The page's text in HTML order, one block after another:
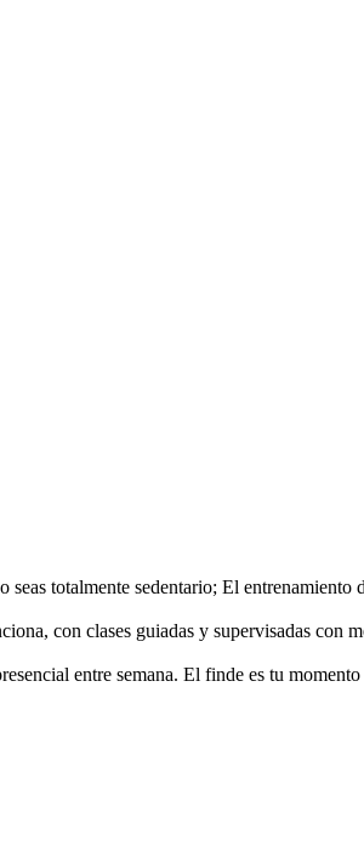
seas totalmente sedentario; El
con clases guiadas y supervisadas con
entre semana. El finde es tu